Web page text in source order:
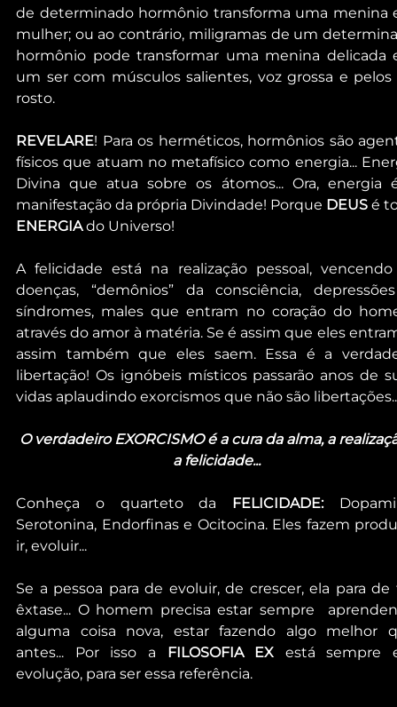
de determinado hormônio transforma uma menina
mulher; ou ao contrário, miligramas de um
hormônio pode transformar uma menina delicada
um ser com músculos salientes, voz grossa e pelos
rosto.
REVELARE! Para os herméticos, hormônios são
físicos que atuam no metafísico como energia...
Divina que atua sobre os átomos... Ora, energia
manifestação da própria Divindade! Porque DEUS
ENERGIA do Universo!
A felicidade está na realização pessoal, vencendo
doenças, “demônios” da consciência,
síndromes, males que entram no coração do
através do amor à matéria. Se é assim que eles
assim também que eles saem. Essa é a
libertação! Os ignóbeis místicos passarão anos de
vidas aplaudindo exorcismos que não são
O verdadeiro EXORCISMO é a cura da alma, a
a felicidade...
Conheça o quarteto da FELICIDADE:
Serotonina, Endorfinas e Ocitocina. Eles fazem
ir, evoluir...
Se a pessoa para de evoluir, de crescer, ela para de
êxtase... O homem precisa estar sempre
alguma coisa nova, estar fazendo algo melhor
antes... Por isso a
FILOSOFIA EX está sempre
evolução, para ser essa referência.